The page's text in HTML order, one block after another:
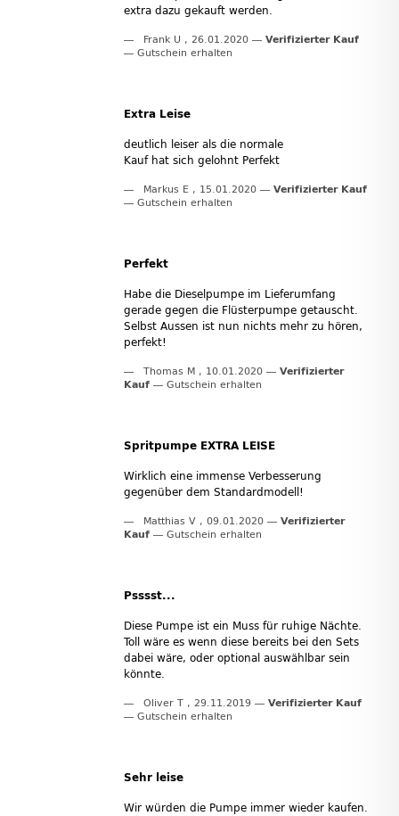
extra dazu gekauft werden.
Frank U , 26.01.2020
Verifizierter Kauf
Gutschein erhalten
Extra Leise
deutlich leiser als die normale
Kauf hat sich gelohnt Perfekt
Markus E , 15.01.2020
Verifizierter Kauf
Gutschein erhalten
Perfekt
Habe die Dieselpumpe im Lieferumfang
gerade gegen die Flüsterpumpe getauscht.
Selbst Aussen ist nun nichts mehr zu hören,
perfekt!
Thomas M , 10.01.2020
Verifizierter
Kauf
Gutschein erhalten
Spritpumpe EXTRA LEISE
Wirklich eine immense Verbesserung
gegenüber dem Standardmodell!
Matthias V , 09.01.2020
Verifizierter
Kauf
Gutschein erhalten
Psssst...
Diese Pumpe ist ein Muss für ruhige Nächte.
Toll wäre es wenn diese bereits bei den Sets
dabei wäre, oder optional auswählbar sein
könnte.
Oliver T , 29.11.2019
Verifizierter Kauf
Gutschein erhalten
Sehr leise
Wir würden die Pumpe immer wieder kaufen.